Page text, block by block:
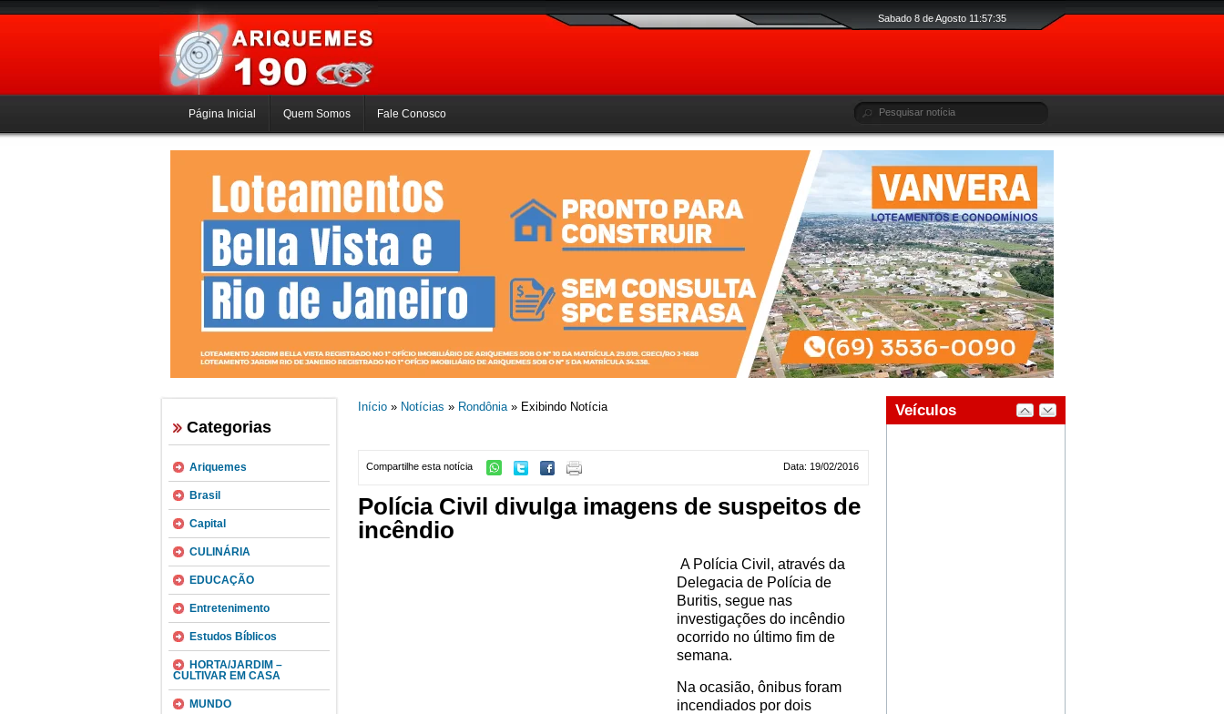
Sabado 8 de Agosto 11:57:36
Página Inicial Quem Somos Fale Conosco
Categorias
Ariquemes
Brasil
Capital
CULINÁRIA
EDUCAÇÃO
Entretenimento
Estudos Bíblicos
HORTA/JARDIM –
CULTIVAR EM CASA
MUNDO
Início» Notícias » Rondônia» Exibindo Notícia
Data: 19/02/2016
Compartilhe esta notícia
Polícia Civil divulga imagens de suspeitos de
incêndio
A Polícia Civil, através da
Delegacia de Polícia de
Buritis, segue nas
investigações do incêndio
ocorrido no último fim de
semana.
Na ocasião, ônibus foram
incendiados por dois